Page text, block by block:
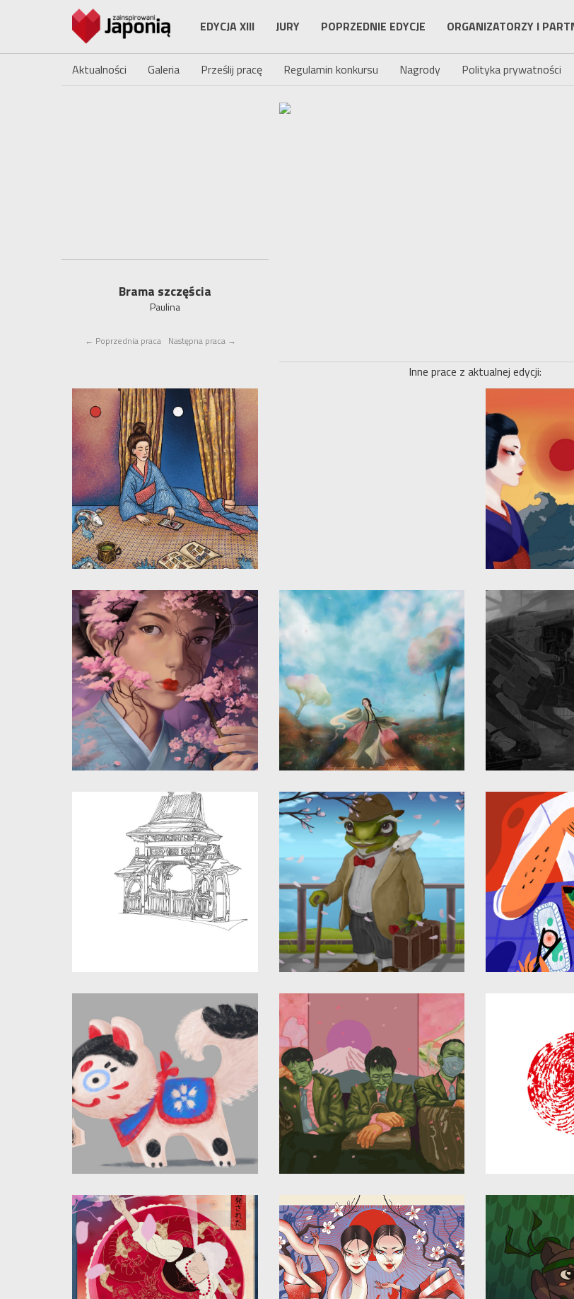
EDYCJA XIII JURY POPRZEDNIE EDYCJE ORGANIZATORZY I
Aktualności Galeria Prześlij pracę Regulamin konkursu Nagrody Polityka prywatności
Brama szczęścia
Paulina
← Poprzednia praca Następna praca →
Inne prace z aktualnej edycji: